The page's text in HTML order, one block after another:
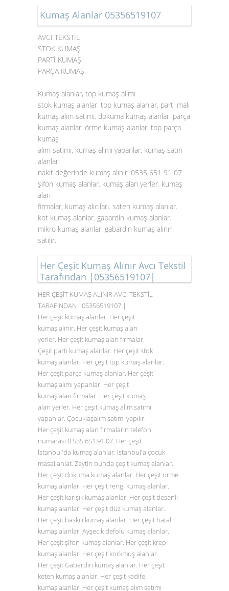
Kumaş Alanlar 05356519107
AVCI TEKSTİL
STOK KUMAŞ
PARTİ KUMAŞ
PARÇA KUMAŞ.
Kumaş alanlar, top kumaş alımı
stok kumaş alanlar. top kumaş alanlar, parti malı
kumaş alım satımı. dokuma kumaş alanlar. parça
kumaş alanlar. örme kumaş alanlar. top parça
kumaş
alım satımı. kumaş alımı yapanlar. kumaş satın
alanlar.
nakit değerinde kumaş alınır. 0535 651 91 07
şifon kumaş alanlar. kumaş alan yerler. kumaş
alan
firmalar, kumaş alıcıları. saten kumaş alanlar.
kot kumaş alanlar. gabardin kumaş alanlar.
mikro kumaş alanlar. gabardin kumaş alınır
satılır.
Her Çeşit Kumaş Alınır Avcı Tekstil
Tarafından |05356519107|
HER ÇEŞİT KUMAŞ ALINIR AVCI TEKSTİL
TARAFINDAN |05356519107 |
Her çeşit kumaş alanlar. Her çeşit
kumaş alınır. Her çeşit kumaş alan
yerler. Her çeşit kumaş alan firmalar.
Çeşit parti kumaş alanlar. Her çeşit stok
kumaş alanlar. Her çeşit top kumaş alanlar.
Her çeşit parça kumaş alanlar. Her çeşit
kumaş alımı yapanlar. Her çeşit
kumaş alan firmalar. Her çeşit kumaş
alan yerler. Her çeşit kumaş alım satımı
yapanlar. Çocuklaşalım satımı yapılır.
Her çeşit kumaş alan firmaların telefon
numarası.0 535 651 91 07. Her çeşit
İstanbul'da kumaş alanlar. İstanbul'a çocuk
masal anlat. Zeytin bunda çeşit kumaş alanlar.
Her çeşit dokuma kumaş alanlar. Her çeşit örme
kumaş alanlar. Her çeşit rengi kumaş alanlar.
Her çeşit karışık kumaş alanlar. Her çeşit desenli
kumaş alanlar. Her çeşit düz kumaş alanlar.
Her çeşit baskılı kumaş alanlar. Her çeşit hatalı
kumaş alanlar. Ayşecik defolu kumaş alanlar.
Her çeşit şifon kumaş alanlar. Her çeşit krep
kumaş alanlar. Her çeşit korkmuş alanlar.
Her çeşit Gabardin kumaş alanlar. Her çeşit
keten kumaş alanlar. Her çeşit kadife
kumaş alanlar. Her çeşit kumaş alım satımı